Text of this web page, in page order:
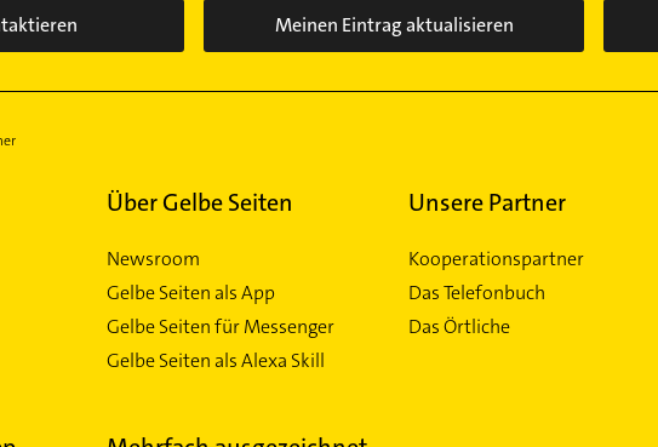
Meinen Eintrag aktualisieren
Über Gelbe Seiten
Newsroom
Gelbe Seiten als App
Gelbe Seiten für Messenger
Gelbe Seiten als Alexa Skill
Unsere Partner
Kooperationspartner
Das Telefonbuch
Das Örtliche